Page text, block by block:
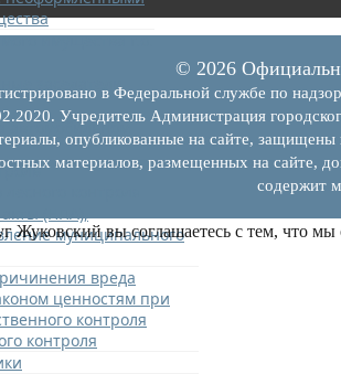
имущества г.о.
заседатели
автомобильном
муниципального
вреда
ценностям при
контроля
контроля
© 2026
в Федеральной службе по
Учредитель Администрация
опубликованные на сайте,
материалов, размещенных на сайте,
содержит
Жуковский вы соглашаетесь с тем, что